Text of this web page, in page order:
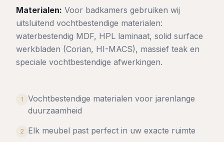
Materialen: Voor badkamers gebruiken wij
uitsluitend vochtbestendige materialen:
waterbestendig MDF, HPL laminaat, solid surface
werkbladen (Corian, HI-MACS), massief teak en
speciale vochtbestendige afwerkingen.
1
Vochtbestendige materialen voor jarenlange
duurzaamheid
2 Elk meubel past perfect in uw exacte ruimte